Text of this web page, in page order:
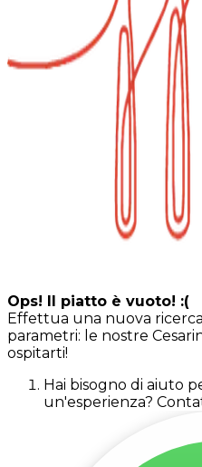
Ops! Il piatto è vuoto! :(
Effettua una nuova
parametri: le nostre
ospitarti!
Hai bisogno di aiuto
un'esperienza?